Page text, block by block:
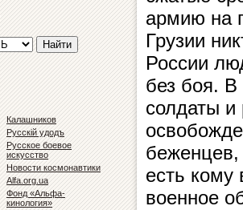
Калашников
Русскiй удодъ
Русское боевое
искусство
Новости космонавтики
Alfa.org.ua
Фонд «Альфа-
кинология»
армию на
Грузии
России
без боя. В
солдаты и
есть кому
военное